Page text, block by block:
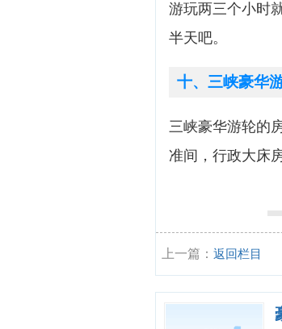
游玩两三个小时
半天吧。
十、三峡豪华
三峡豪华游轮的
准间，行政大床
上一篇： 返回栏目